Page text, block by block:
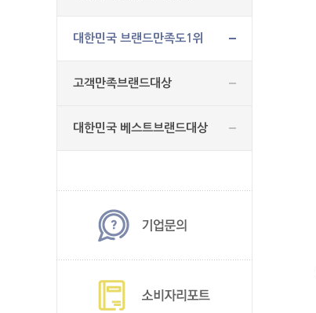
대한민국 브랜드만족도1위
고객만족브랜드대상
대한민국 베스트브랜드대상